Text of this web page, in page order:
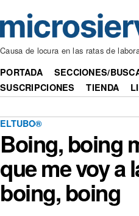
Causa de locura en las ratas de
PORTADA SECCIONES/
SUSCRIPCIONES
TIENDA
ELTUBO®
Boing, boing
que me voy a
boing, boing